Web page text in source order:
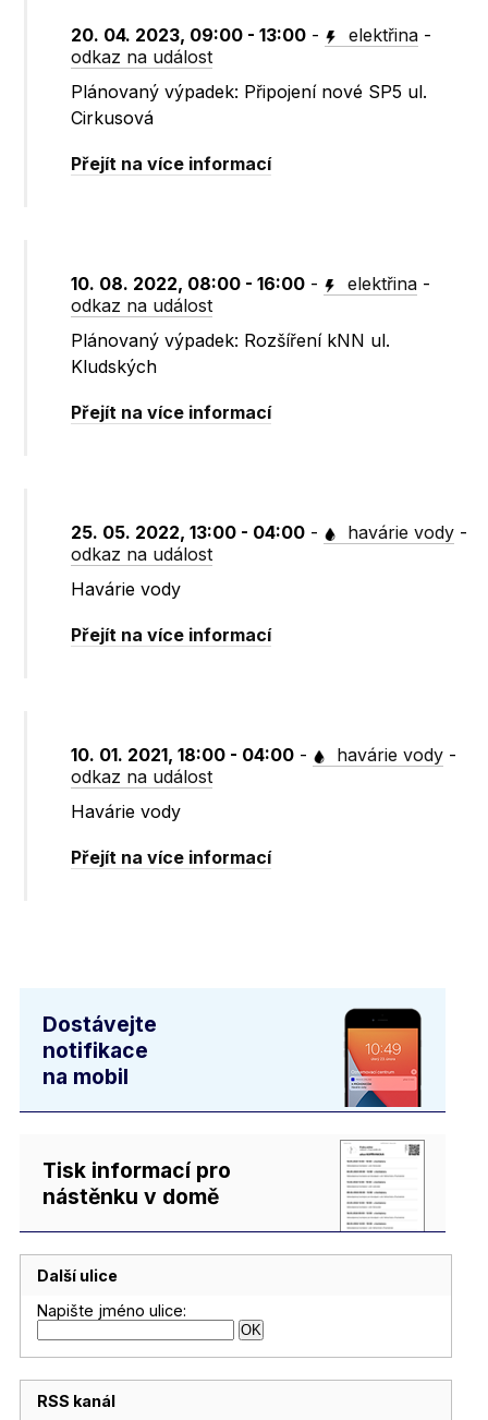
20. 04. 2023, 09:00 - 13:00 - elektřina -
odkaz na událost
Plánovaný výpadek: Připojení nové SP5 ul.
Cirkusová
Přejít na více informací
10. 08. 2022, 08:00 - 16:00 - elektřina -
odkaz na událost
Plánovaný výpadek: Rozšíření kNN ul.
Kludských
Přejít na více informací
25. 05. 2022, 13:00 - 04:00 - havárie vody -
odkaz na událost
Havárie vody
Přejít na více informací
10. 01. 2021, 18:00 - 04:00 - havárie vody -
odkaz na událost
Havárie vody
Přejít na více informací
Dostávejte
notifikace
na mobil
Tisk informací pro
nástěnku v domě
Další ulice
Napište jméno ulice:
RSS kanál